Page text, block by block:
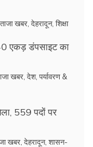
ताजा खबर देहरादून, शिक्षा
एकड़ डंपसाइट का
खबर देश, पर्यावरण &
559 पदों पर
खबर देहरादून, शासन-